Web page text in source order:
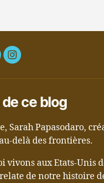
Instagram
ce blog
Sarah Papasodaro,
delà des frontières.
vivons aux Etats-Unis
relate de notre histoire